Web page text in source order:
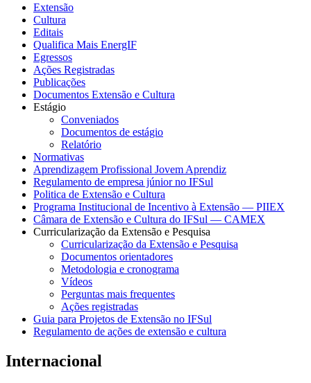
Extensão
Cultura
Editais
Qualifica Mais EnergIF
Egressos
Ações Registradas
Publicações
Documentos Extensão e Cultura
Estágio
Conveniados
Documentos de estágio
Relatório
Normativas
Aprendizagem Profissional Jovem Aprendiz
Regulamento de empresa júnior no IFSul
Politica de Extensão e Cultura
Programa Institucional de Incentivo à Extensão — PIIEX
Câmara de Extensão e Cultura do IFSul — CAMEX
Curricularização da Extensão e Pesquisa
Curricularização da Extensão e Pesquisa
Documentos orientadores
Metodologia e cronograma
Vídeos
Perguntas mais frequentes
Ações registradas
Guia para Projetos de Extensão no IFSul
Regulamento de ações de extensão e cultura
Internacional